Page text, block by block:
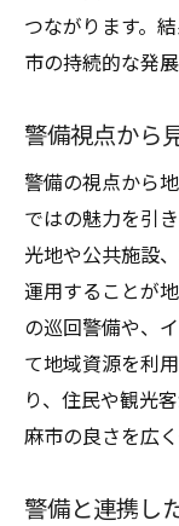
警備
警備
警備で地
警備
警備
警備
警備
警備
警備
効率的な
警備人
つながります。
市の持続的な発
警備視点から
警備の視点から
ではの魅力を引
光地や公共施設
運用することが
の巡回警備や、
て地域資源を利
り、住民や観光
麻市の良さを広
警備と連携し